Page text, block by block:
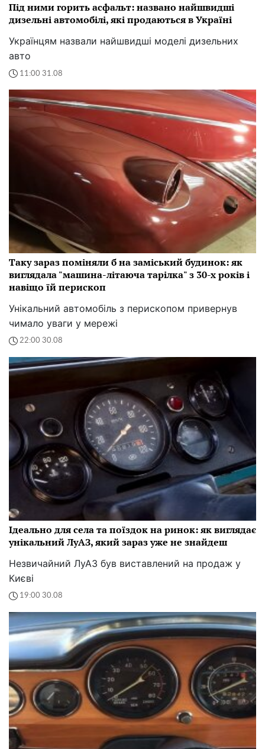
Під ними горить асфальт: названо найшвидші
дизельні автомобілі, які продаються в Україні
Українцям назвали найшвидші моделі дизельних
авто
11:00 31.08
Таку зараз поміняли б на заміський будинок: як
виглядала "машина-літаюча тарілка" з 30-х років і
навіщо їй перископ
Унікальний автомобіль з перископом привернув
чимало уваги у мережі
22:00 30.08
Ідеально для села та поїздок на ринок: як виглядає
унікальний ЛуАЗ, який зараз уже не знайдеш
Незвичайний ЛуАЗ був виставлений на продаж у
Києві
19:00 30.08